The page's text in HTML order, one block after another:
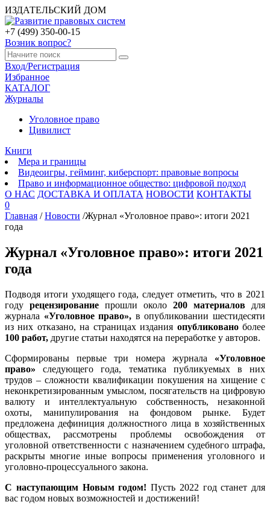
ИЗДАТЕЛЬСКИЙ ДОМ
+7 (499) 350-00-15
Возник вопрос?
Вход/Регистрация
Избранное
КАТАЛОГ
Журналы
Уголовное право
Цивилист
Книги
Мера и границы
Видеоигры, гейминг, киберспорт: правовые вопросы
Право и информационное общество: цифровой подход
О НАС ДОСТАВКА И ОПЛАТА НОВОСТИ КОНТАКТЫ
0
Главная / Новости /Журнал «Уголовное право»: итоги 2021
года
Журнал «Уголовное право»: итоги 2021
года
Подводя итоги уходящего года, следует отметить, что в 2021
году рецензирование прошли около 200 материалов для
журнала «Уголовное право», в опубликовании шестидесяти
из них отказано, на страницах издания опубликованоболее
100 работ, другие статьи находятся на переработке у авторов.
Сформированы первые три номера журнала «Уголовное
право»следующего года, тематика публикуемых в них
трудов – сложности квалификации покушения на хищение с
неконкретизированным умыслом, посягательств на цифровую
валюту и интеллектуальную собственность, незаконной
охоты, манипулирования на фондовом рынке. Будет
предложена дефиниция должностного лица в хозяйственных
обществах, рассмотрены проблемы освобождения от
уголовной ответственности с назначением судебного штрафа,
раскрыты многие иные вопросы применения уголовного и
уголовно-процессуального закона.
С наступающим Новым годом! Пусть 2022 год станет для
вас годом новых возможностей и достижений!